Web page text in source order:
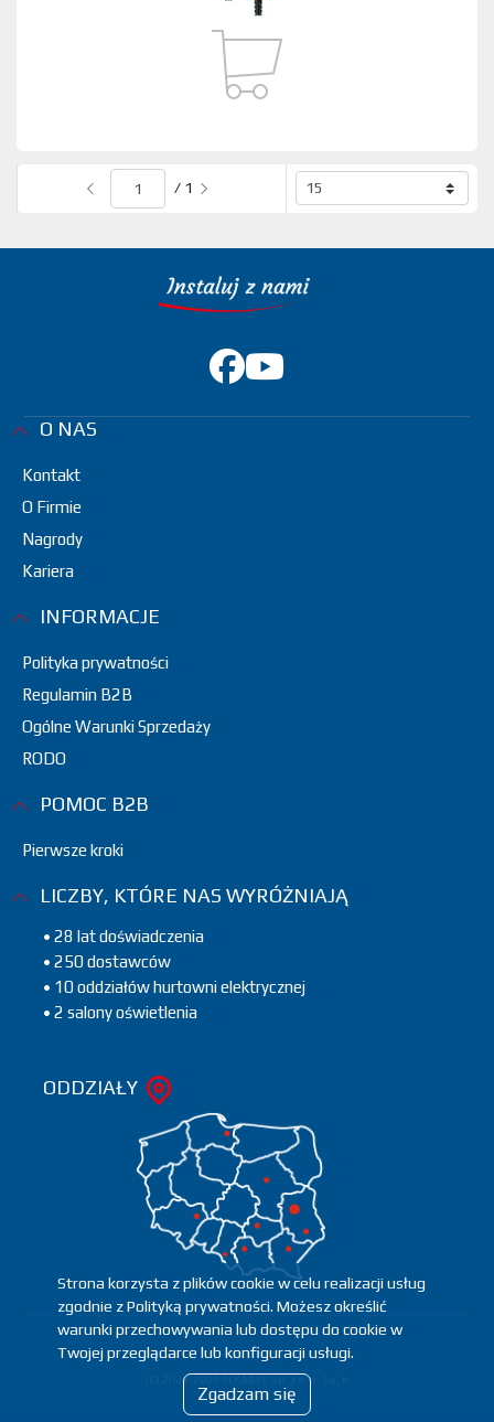
Strona korzysta z plików cookie w celu realizacji usług
zgodnie z Polityką prywatności. Możesz określić
warunki przechowywania lub dostępu do cookie w
Twojej przeglądarce lub konfiguracji usługi.
Zgadzam się
/ 1
O NAS
Kontakt
O Firmie
Nagrody
Kariera
INFORMACJE
Polityka prywatności
Regulamin B2B
Ogólne Warunki Sprzedaży
RODO
POMOC B2B
Pierwsze kroki
LICZBY, KTÓRE NAS WYRÓŻNIAJĄ
• 28 lat doświadczenia
• 250 dostawców
• 10 oddziałów hurtowni elektrycznej
• 2 salony oświetlenia
ODDZIAŁY
(C) 2024-2025 ELKABEL Sp. z o.o. Sp. k.